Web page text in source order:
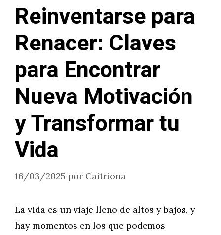
Reinventarse para
Renacer: Claves
para Encontrar
Nueva Motivación
y Transformar tu
Vida
16/03/2025 por Caitriona
La vida es un viaje lleno de altos y bajos, y
hay momentos en los que podemos